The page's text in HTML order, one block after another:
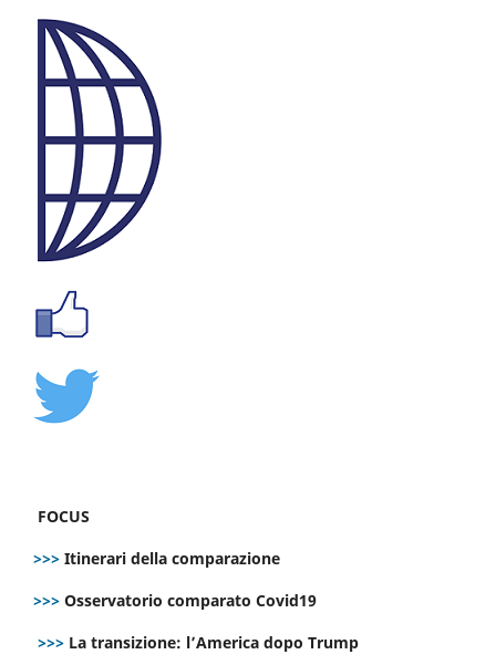
FOCUS
>>> Itinerari della comparazione
>>> Osservatorio comparato Covid19
>>> La transizione: l’America dopo Trump